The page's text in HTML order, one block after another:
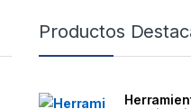
Productos